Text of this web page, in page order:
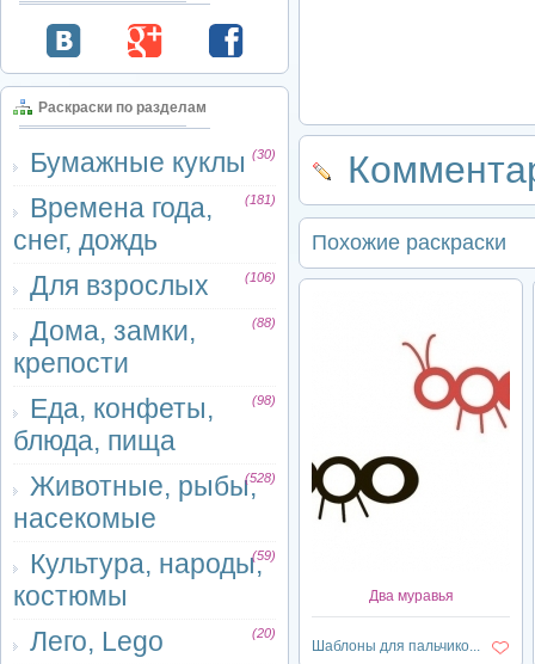
Раскраски по разделам
Бумажные куклы (30)
Времена года,
снег, дождь
(181)
Для взрослых (106)
Дома, замки,
крепости
(88)
Еда, конфеты,
блюда, пища
(98)
Животные, рыбы,
насекомые
(528)
Культура, народы,
костюмы
(59)
Лего, Lego (20)
Похожие раскраски
Два муравья
Шаблоны для пальчико...